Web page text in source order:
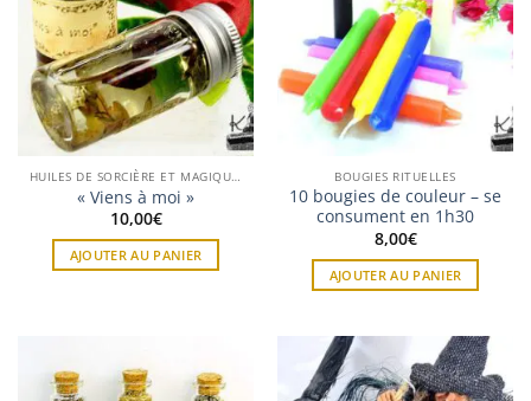
HUILES DE SORCIÈRE ET MAGIQUES
« Viens à moi »
10,00€
AJOUTER AU PANIER
BOUGIES RITUELLES
10 bougies de couleur – se
consument en 1h30
8,00€
AJOUTER AU PANIER